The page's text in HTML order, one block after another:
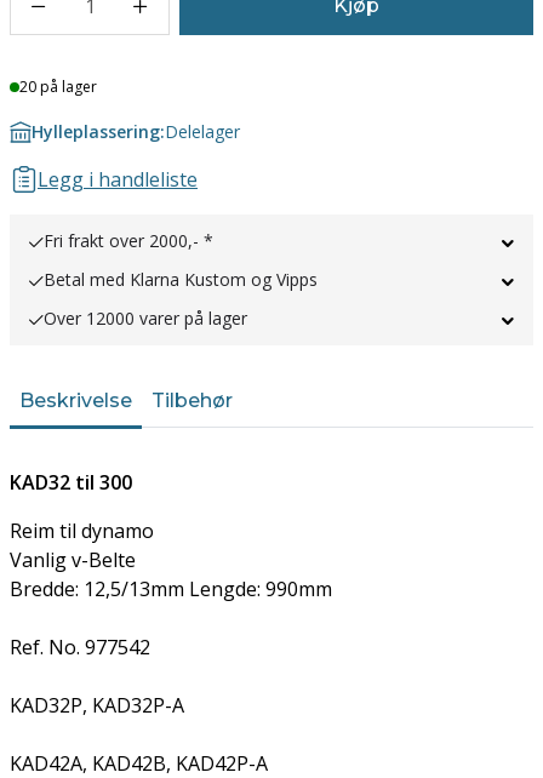
1 Kjøp
Lager
20 på lager
Hylleplassering:Delelager
Legg i handleliste
Fri frakt over 2000,- *
Betal med Klarna Kustom og Vipps
Over 12000 varer på lager
Beskrivelse Tilbehør
KAD32 til 300
Reim til dynamo
Vanlig v-Belte
Bredde: 12,5/13mm Lengde: 990mm
Ref. No. 977542
KAD32P, KAD32P-A
KAD42A, KAD42B, KAD42P-A